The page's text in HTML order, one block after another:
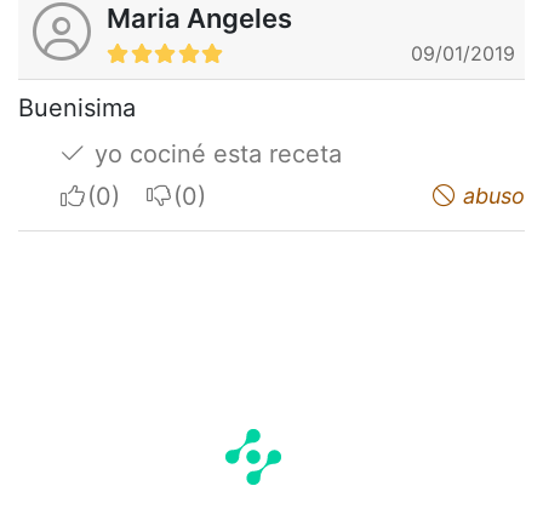
Maria Angeles
09/01/2019
Buenisima
yo cociné esta receta
I apreciateI do not appreciate abuso